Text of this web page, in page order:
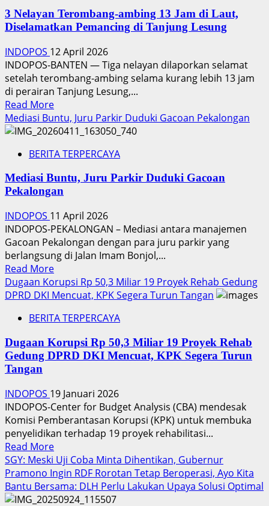
Verval
Bungo
Menjadi
Ujian
Penegakan
Hukum
Berbasis
Kesalahan
Pidana
dan
Bukan
Kerugian
Negara
3 Nelayan Terombang-ambing 13 Jam di Laut,
Diselamatkan Pemancing di Tanjung Lesung
INDOPOS 12 April 2026
INDOPOS-BANTEN — Tiga nelayan dilaporkan selamat
setelah terombang-ambing selama kurang lebih 13 jam
di perairan Tanjung Lesung,...
Read MoreRead
more
about
Nelayan
ambing
13
Jam
di
Laut,
Diselamatkan
Pemancing
di
Tanjung
Lesung
Mediasi Buntu, Juru Parkir Duduki Gacoan Pekalongan
BERITA TERPERCAYA
Mediasi Buntu, Juru Parkir Duduki Gacoan
Pekalongan
INDOPOS 11 April 2026
INDOPOS-PEKALONGAN – Mediasi antara manajemen
Gacoan Pekalongan dengan para juru parkir yang
berlangsung di Jalan Imam Bonjol,...
Read MoreRead
more
about
Buntu,
Parkir
Duduki
Pekalongan
Dugaan Korupsi Rp 50,3 Miliar 19 Proyek Rehab Gedung
DPRD DKI Mencuat, KPK Segera Turun Tangan
BERITA TERPERCAYA
Dugaan Korupsi Rp 50,3 Miliar 19 Proyek Rehab
Gedung DPRD DKI Mencuat, KPK Segera Turun
Tangan
INDOPOS 19 Januari 2026
INDOPOS-Center for Budget Analysis (CBA) mendesak
Komisi Pemberantasan Korupsi (KPK) untuk membuka
penyelidikan terhadap 19 proyek rehabilitasi...
Read MoreRead
more
about
Dugaan
Korupsi
SGY: Meski Uji Coba Minta Dihentikan, Gubernur
Pramono Ingin RDF Rorotan Tetap Beroperasi, Ayo Kita
Bantu Bersama: DLH Perlu Lakukan Upaya Solusi Optimal